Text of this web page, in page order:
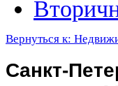
Вернуться к:
Санкт-